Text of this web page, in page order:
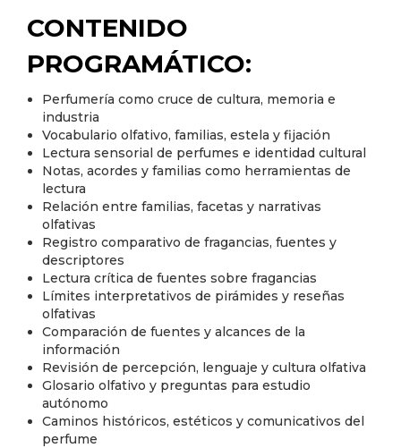
CONTENIDO
PROGRAMÁTICO:
Perfumería como cruce de cultura, memoria e
industria
Vocabulario olfativo, familias, estela y fijación
Lectura sensorial de perfumes e identidad cultural
Notas, acordes y familias como herramientas de
lectura
Relación entre familias, facetas y narrativas
olfativas
Registro comparativo de fragancias, fuentes y
descriptores
Lectura crítica de fuentes sobre fragancias
Límites interpretativos de pirámides y reseñas
olfativas
Comparación de fuentes y alcances de la
información
Revisión de percepción, lenguaje y cultura olfativa
Glosario olfativo y preguntas para estudio
autónomo
Caminos históricos, estéticos y comunicativos del
perfume